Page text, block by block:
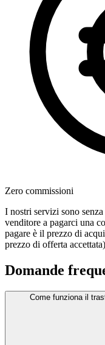
Zero commissioni
I nostri servizi sono
venditore a pagarci una
pagare è il prezzo di
prezzo di offerta
Domande
Come funziona il